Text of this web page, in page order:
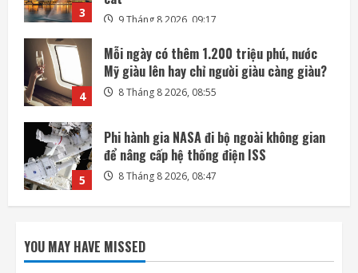
4 8 Tháng 8 2026, 08:55
5
Phi hành gia NASA đi bộ ngoài không gian
để nâng cấp hệ thống điện ISS
8 Tháng 8 2026, 08:47
1
Amazon tài trợ nhà máy điện khí khổng lồ
phục vụ các trung tâm dữ liệu
9 Tháng 8 2026, 09:23
2
Astra vì lo ngại an ninh
9 Tháng 8 2026, 09:21
YOU MAY HAVE MISSED